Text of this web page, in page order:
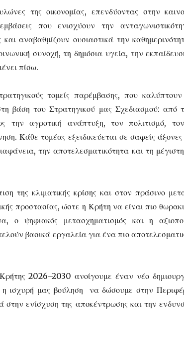
της οικονομίας, επενδύοντας στην
που ενισχύουν την
και αναβαθμίζουν ουσιαστικά την
συνοχή, τη δημόσια υγεία, την
πίσω.
τομείς παρέμβασης, που
βάση του Στρατηγικού μας Σχεδιασμού: από
την αγροτική ανάπτυξη, τον πολιτισμό,
Κάθε τομέας εξειδικεύεται σε σαφείς
την αποτελεσματικότητα και τη
της κλιματικής κρίσης και στον πράσινο
προστασίας, ώστε η Κρήτη να είναι πιο
ο ψηφιακός μετασχηματισμός και η
βασικά εργαλεία για ένα πιο
2026–2030 ανοίγουμε έναν νέο
μας βούληση να δώσουμε στην
στην ενίσχυση της αποκέντρωσης και την